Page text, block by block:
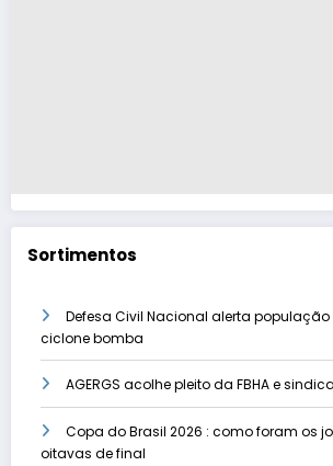
Sortimentos
Defesa Civil Nacional alerta
ciclone bomba
AGERGS acolhe pleito da FBHA e
Copa do Brasil 2026 : como foram os
oitavas de final